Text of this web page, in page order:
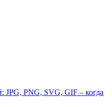
JPG, PNG, SVG, GIF – когда